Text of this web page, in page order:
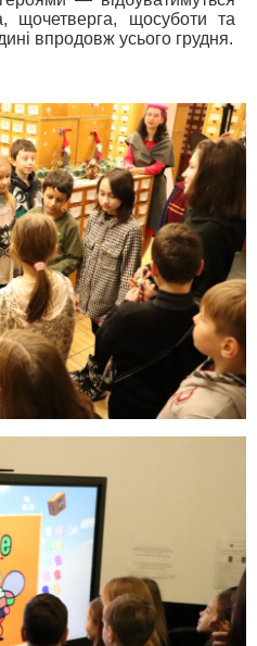
щочетверга, щосуботи та
впродовж усього грудня.